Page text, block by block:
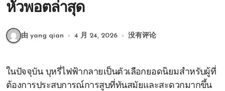
หัวพอตล่าสุด
由 yang qian 4 月 24, 2026 没有评论
ในปัจจุบัน บุหรี่ไฟฟ้ากลายเป็นตัวเลือกยอดนิยมสำหรับผู้ที่
ต้องการประสบการณ์การสูบที่ทันสมัยและสะดวกมากขึ้น